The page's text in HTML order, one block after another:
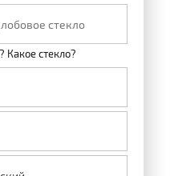
Какое стекло?